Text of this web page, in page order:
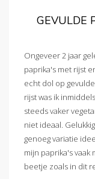
GEVULDE
Ongeveer 2 jaar
paprika's met rijst
echt dol op
rijst was ik
steeds vaker
niet ideaal.
genoeg variatie
mijn paprika's vaak
beetje zoals in dit